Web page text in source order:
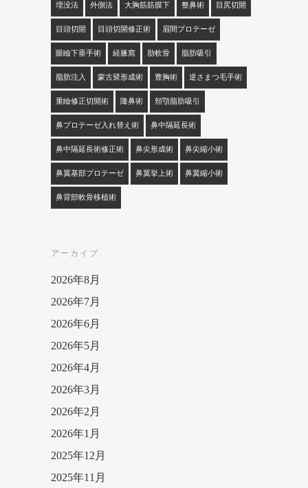
埋没法 外側法 大胸筋筋膜下 整鼻術 目尻切開
目頭切開 目頭切開修正術 眉間プロテーゼ
眼瞼下垂手術 経腋窩 肋軟骨 脂肪吸引
脂肪注入 蒙古襞形成術 豊胸術 逆さまつ毛手術
重瞼修正切開術 隆鼻術 頬顎脂肪吸引
鼻プロテーゼ入れ替え術 鼻中隔延長術
鼻中隔延長術修正術 鼻尖形成術 鼻尖縮小術
鼻翼基部プロテーゼ 鼻翼挙上術 鼻翼縮小術
鼻背部軟骨移植術
アーカイブ
2026年8月
2026年7月
2026年6月
2026年5月
2026年4月
2026年3月
2026年2月
2026年1月
2025年12月
2025年11月